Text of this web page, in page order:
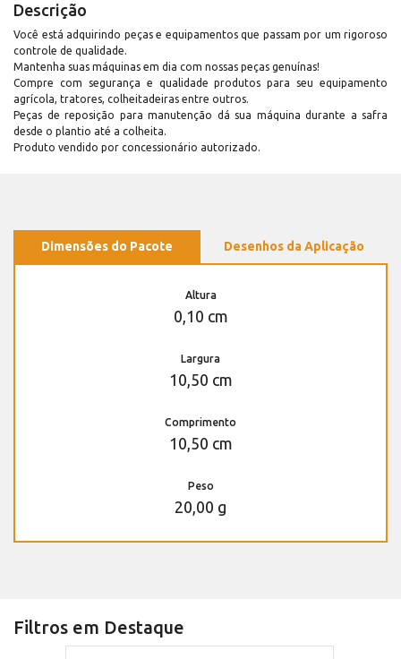
Descrição
Você está adquirindo peças e equipamentos que passam por um rigoroso
controle de qualidade.
Mantenha suas máquinas em dia com nossas peças genuínas!
Compre com segurança e qualidade produtos para seu equipamento
agrícola, tratores, colheitadeiras entre outros.
Peças de reposição para manutenção dá sua máquina durante a safra
desde o plantio até a colheita.
Produto vendido por concessionário autorizado.
Dimensões do Pacote Desenhos da Aplicação
Altura
0,10 cm
Largura
10,50 cm
Comprimento
10,50 cm
Peso
20,00 g
Filtros em Destaque